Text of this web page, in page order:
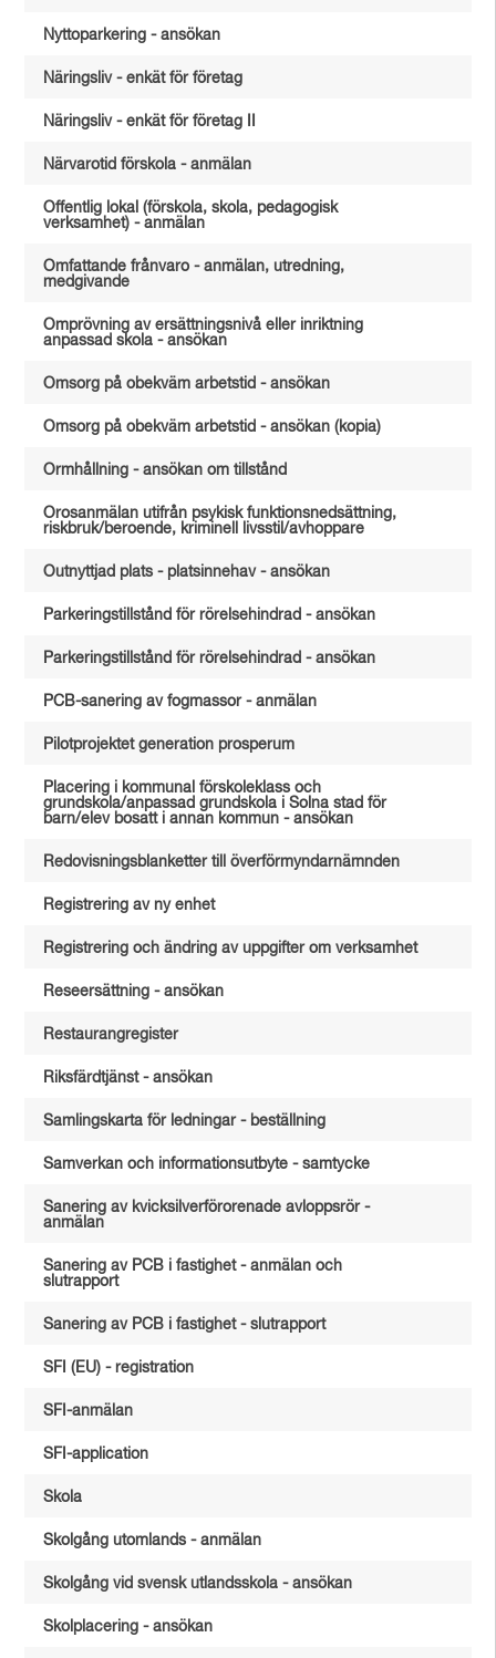
Nyttoparkering - ansökan
Näringsliv - enkät för företag
Näringsliv - enkät för företag II
Närvarotid förskola - anmälan
Offentlig lokal (förskola, skola, pedagogisk
verksamhet) - anmälan
Omfattande frånvaro - anmälan, utredning,
medgivande
Omprövning av ersättningsnivå eller inriktning
anpassad skola - ansökan
Omsorg på obekväm arbetstid - ansökan
Omsorg på obekväm arbetstid - ansökan (kopia)
Ormhållning - ansökan om tillstånd
Orosanmälan utifrån psykisk funktionsnedsättning,
riskbruk/beroende, kriminell livsstil/avhoppare
Outnyttjad plats - platsinnehav - ansökan
Parkeringstillstånd för rörelsehindrad - ansökan
Parkeringstillstånd för rörelsehindrad - ansökan
PCB-sanering av fogmassor - anmälan
Pilotprojektet generation prosperum
Placering i kommunal förskoleklass och
grundskola/anpassad grundskola i Solna stad för
barn/elev bosatt i annan kommun - ansökan
Redovisningsblanketter till överförmyndarnämnden
Registrering av ny enhet
Registrering och ändring av uppgifter om verksamhet
Reseersättning - ansökan
Restaurangregister
Riksfärdtjänst - ansökan
Samlingskarta för ledningar - beställning
Samverkan och informationsutbyte - samtycke
Sanering av kvicksilverförorenade avloppsrör -
anmälan
Sanering av PCB i fastighet - anmälan och
slutrapport
Sanering av PCB i fastighet - slutrapport
SFI (EU) - registration
SFI-anmälan
SFI-application
Skola
Skolgång utomlands - anmälan
Skolgång vid svensk utlandsskola - ansökan
Skolplacering - ansökan